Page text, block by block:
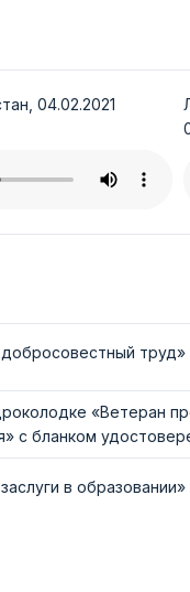
04.02.2021
труд»
«Ветеран
с бланком
в